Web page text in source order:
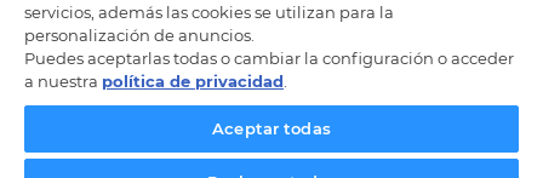
servicios, además las cookies se utilizan para la
personalización de anuncios.
Puedes aceptarlas todas o cambiar la configuración o acceder
a nuestra política de privacidad
Aceptar todas